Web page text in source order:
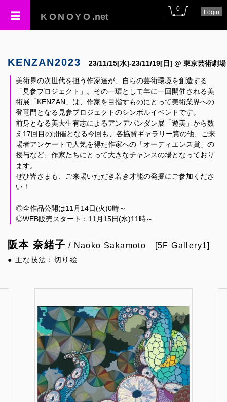
KONOYO .net
0 Login
KENZAN2023 23/11/15[水]-23/11/19[日] @ 東京芸術劇場
美術界の次世代を担う作家達が、自らの芸術環境を創造する
「見参プロジェクト」。その一環として年に一回開催される美
術展「KENZAN」は、作家を目指すものにとって美術業界への
登竜門となる見参プロジェクトのシンボルイベントです。
前身となる美大生有志によるアンデパンダン展「遊美」から数
え17回目の開催となる今回も、各協賛ギャラリー賞の他、ご来
場者アンケートで人気を得た作家への「オーディエンス賞」の
授与など、作家たちにとって大きなチャンスの場となっており
ます。
ぜひ皆さまも、ご来場いただき若き才能の発掘にご参加くださ
い！
◎全作品公開は11月14日(火)0時～
◎WEB販売スタート：11月15日(水)11時～
阪本 奈緒子 / Naoko Sakamoto [5F Gallery1]
● 主な技法：切り絵